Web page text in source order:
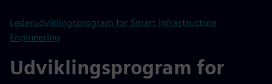
Lederudviklingsprogram for Smart Infrastructure
Engineering
Udviklingsprogram for